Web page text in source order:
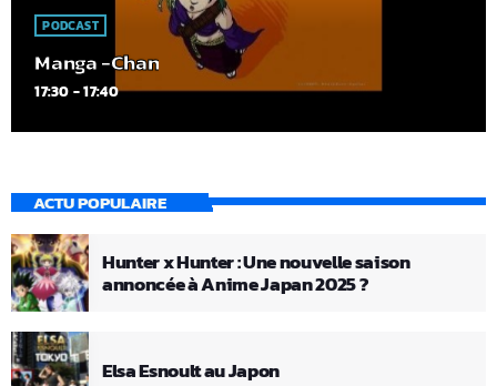
PODCAST
Manga -Chan
17:30 - 17:40
ACTU POPULAIRE
Hunter x Hunter : Une nouvelle saison
annoncée à Anime Japan 2025 ?
Elsa Esnoult au Japon